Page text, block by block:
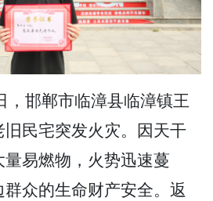
，邯郸市临漳县临漳镇王
民宅突发火灾。因天干
易燃物，火势迅速蔓
众的生命财产安全。返